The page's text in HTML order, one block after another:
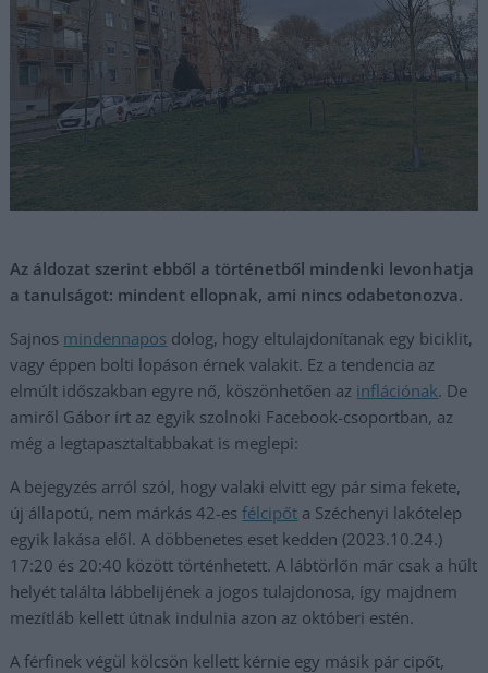
Az áldozat szerint ebből a történetből mindenki levonhatja
a tanulságot: mindent ellopnak, ami nincs odabetonozva.
Sajnos mindennapos dolog, hogy eltulajdonítanak egy biciklit,
vagy éppen bolti lopáson érnek valakit. Ez a tendencia az
elmúlt időszakban egyre nő, köszönhetően az inflációnak. De
amiről Gábor írt az egyik szolnoki Facebook-csoportban, az
még a legtapasztaltabbakat is meglepi:
A bejegyzés arról szól, hogy valaki elvitt egy pár sima fekete,
új állapotú, nem márkás 42-esfélcipőt a Széchenyi lakótelep
egyik lakása elől. A döbbenetes eset kedden (2023.10.24.)
17:20 és 20:40 között történhetett. A lábtörlőn már csak a hűlt
helyét találta lábbelijének a jogos tulajdonosa, így majdnem
mezítláb kellett útnak indulnia azon az októberi estén.
A férfinek végül kölcsön kellett kérnie egy másik pár cipőt,